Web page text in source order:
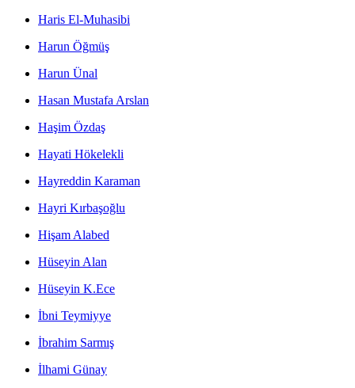
Haris El-Muhasibi
Harun Öğmüş
Harun Ünal
Hasan Mustafa Arslan
Haşim Özdaş
Hayati Hökelekli
Hayreddin Karaman
Hayri Kırbaşoğlu
Hişam Alabed
Hüseyin Alan
Hüseyin K.Ece
İbni Teymiyye
İbrahim Sarmış
İlhami Günay